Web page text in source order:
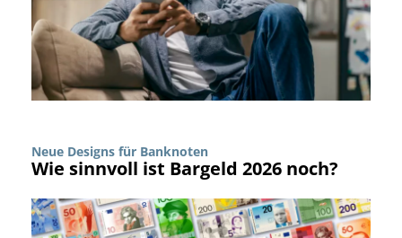
Neue Designs für Banknoten
Wie sinnvoll ist Bargeld 2026 noch?